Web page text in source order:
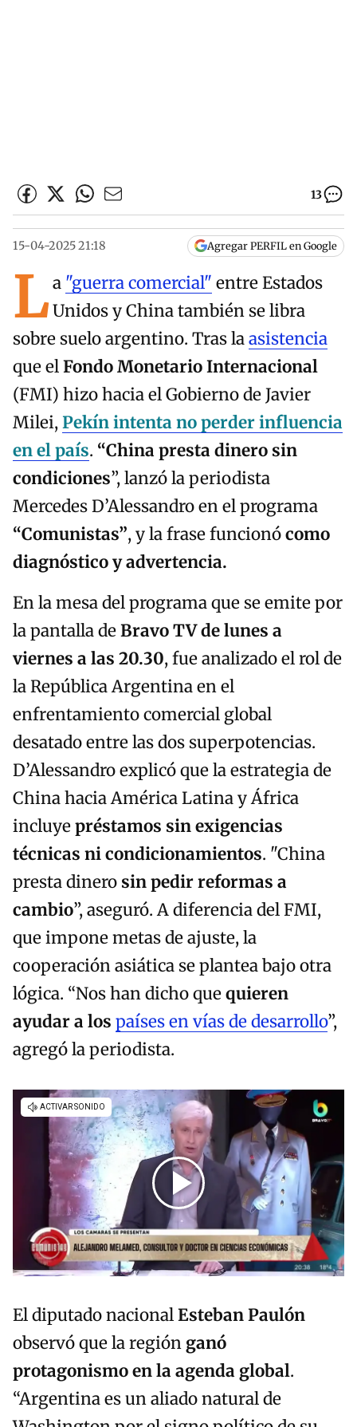
13
15-04-2025 21:18 Agregar PERFIL en Google
La "guerra comercial" entre Estados
Unidos y China también se libra
sobre suelo argentino. Tras laasistencia
que elFondo Monetario Internacional
(FMI) hizo hacia el Gobierno de Javier
Milei,Pekín intenta no perder influencia
en el país. “China presta dinero sin
condiciones”, lanzó la periodista
Mercedes D’Alessandro en el programa
“Comunistas”, y la frase funcionócomo
diagnóstico y advertencia.
En la mesa del programa que se emite por
la pantalla deBravo TV de lunes a
viernes a las 20.30, fue analizado el rol de
la República Argentina en el
enfrentamiento comercial global
desatado entre las dos superpotencias.
D’Alessandro explicó que la estrategia de
China hacia América Latina y África
incluyepréstamos sin exigencias
técnicas ni condicionamientos. "China
presta dinero sin pedir reformas a
cambio”, aseguró. A diferencia del FMI,
que impone metas de ajuste, la
cooperación asiática se plantea bajo otra
lógica. “Nos han dicho quequieren
ayudar a los países en vías de desarrollo”,
agregó la periodista.
El diputado nacionalEsteban Paulón
observó que la región ganó
protagonismo en la agenda global.
“Argentina es un aliado natural de